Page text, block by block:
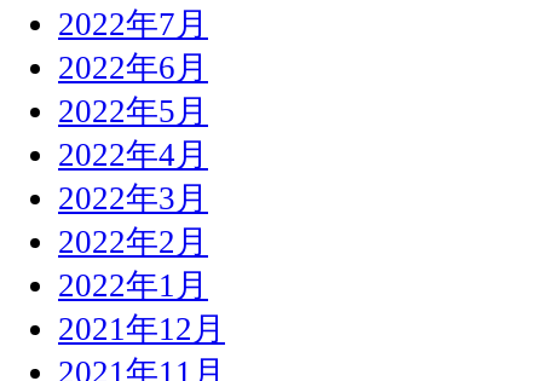
2022年7月
2022年6月
2022年5月
2022年4月
2022年3月
2022年2月
2022年1月
2021年12月
2021年11月